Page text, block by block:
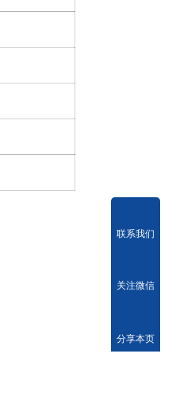
联系我们
关注微信
分享本页